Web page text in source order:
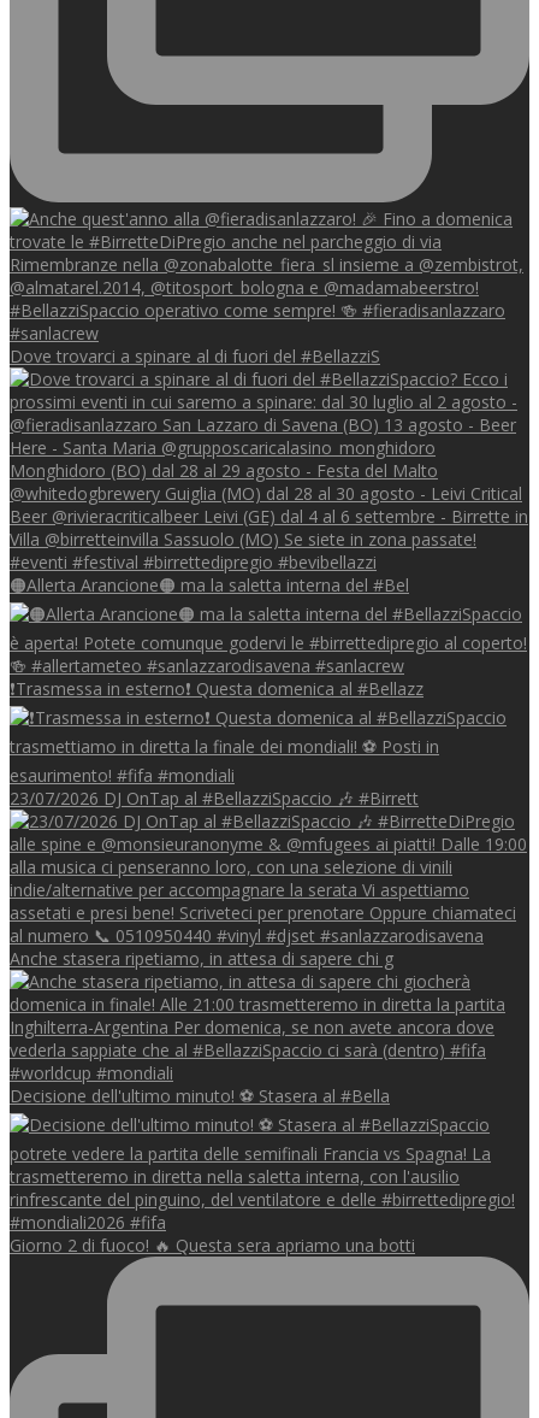
Dove trovarci a spinare al di fuori del #BellazziS
🟠Allerta Arancione🟠 ma la saletta interna del #Bel
❗Trasmessa in esterno❗ Questa domenica al #Bellazz
23/07/2026 DJ OnTap al #BellazziSpaccio 🎶 #Birrett
Anche stasera ripetiamo, in attesa di sapere chi g
Decisione dell'ultimo minuto! ⚽️ Stasera al #Bella
Giorno 2 di fuoco! 🔥 Questa sera apriamo una botti